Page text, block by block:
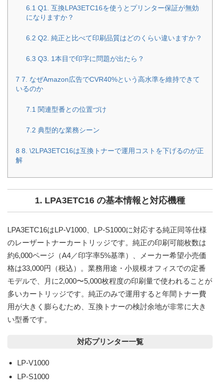
6.1 Q1. 互換LPA3ETC16を使うとプリンター保証が無効
になりますか？
6.2 Q2. 純正と比べて印刷品質はどのくらい違いますか？
6.3 Q3. 1本目で印字に問題が出たら？
7 7. なぜAmazon広告でCVR40%という高水準を維持できて
いるのか
7.1 関連型番との位置づけ
7.2 典型的な業務シーン
8 8. \2LPA3ETC16は互換トナーで運用コストを下げるのが正
解
1. LPA3ETC16 の基本情報と対応機種
LPA3ETC16はLP-V1000、LP-S1000に対応する純正同等仕様
のレーザートナーカートリッジです。純正の印刷可能枚数は
約6,000ページ （A4／印字率5%基準）、メーカー希望小売価
格は33,000円（税込）
。業務用途・小規模オフィスでの定番
モデルで、月に2,000〜5,000枚程度の印刷量で使われることが
多いカートリッジです。純正のみで運用すると年間トナー費
用が大きく膨らむため、互換トナーの検討余地が非常に大き
い型番です。
対応プリンター一覧
LP-V1000
LP-S1000